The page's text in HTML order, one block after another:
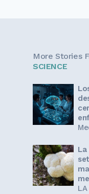
More Stories
SCIENCE
LA